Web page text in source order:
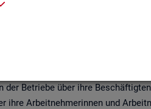
ba­sie­ren über­wie­gend auf
der Be­trie­be über ihre
ihre Ar­beit­neh­me­rin­nen und